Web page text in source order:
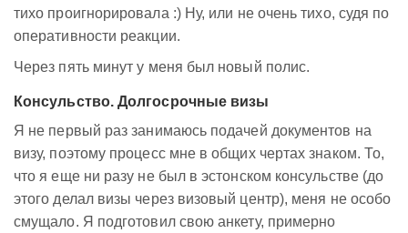
тихо проигнорировала :) Ну, или не очень тихо, судя по
оперативности реакции.
Через пять минут у меня был новый полис.
Консульство. Долгосрочные визы
Я не первый раз занимаюсь подачей документов на
визу, поэтому процесс мне в общих чертах знаком. То,
что я еще ни разу не был в эстонском консульстве (до
этого делал визы через визовый центр), меня не особо
смущало. Я подготовил свою анкету, примерно